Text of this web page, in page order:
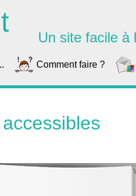
Un site facile à
Comment faire ?